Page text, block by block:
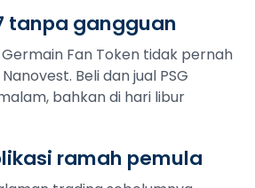
tanpa gangguan
Fan Token tidak pernah
Beli dan jual PSG
bahkan di hari libur
ramah pemula